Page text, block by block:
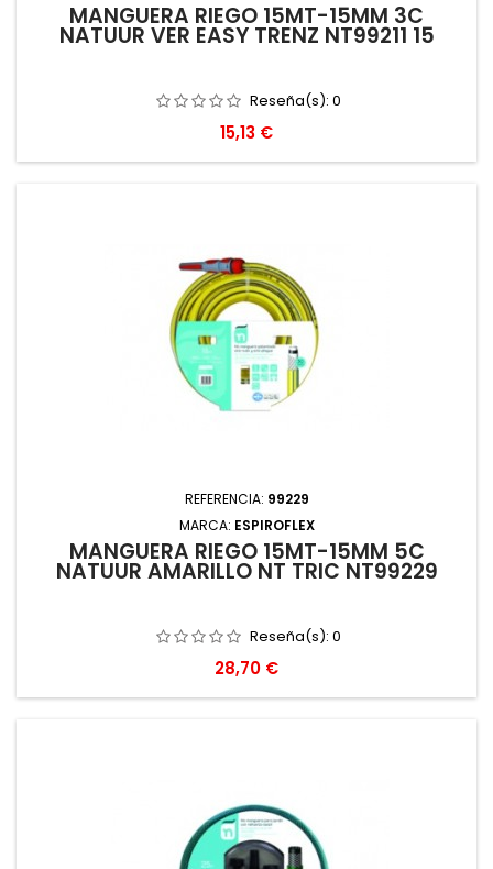
MANGUERA RIEGO 15MT-15MM 3C
NATUUR VER EASY TRENZ NT99211 15
Reseña(s): 0
Precio
15,13 €
REFERENCIA: 99229
MARCA: ESPIROFLEX
MANGUERA RIEGO 15MT-15MM 5C
NATUUR AMARILLO NT TRIC NT99229
Reseña(s): 0
Precio
28,70 €